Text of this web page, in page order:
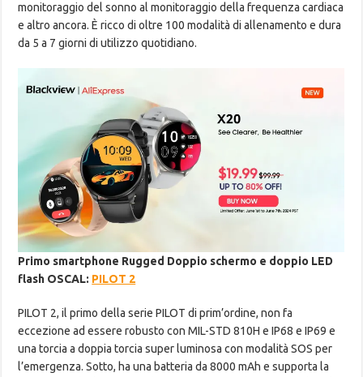
monitoraggio del sonno al monitoraggio della frequenza cardiaca
e altro ancora. È ricco di oltre 100 modalità di allenamento e dura
da 5 a 7 giorni di utilizzo quotidiano.
Primo smartphone Rugged Doppio schermo e doppio LED
flash OSCAL: PILOT 2
PILOT 2, il primo della serie PILOT di prim’ordine, non fa
eccezione ad essere robusto con MIL-STD 810H e IP68 e IP69 e
una torcia a doppia torcia super luminosa con modalità SOS per
l’emergenza. Sotto, ha una batteria da 8000 mAh e supporta la